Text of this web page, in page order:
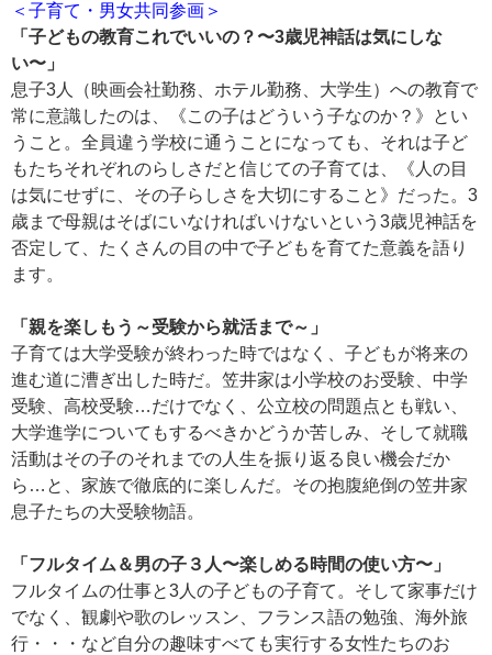
＜子育て・男女共同参画＞
「子どもの教育これでいいの？〜3歳児神話は気にしな
い〜」
息子3人（映画会社勤務、ホテル勤務、大学生）への教育で
常に意識したのは、《この子はどういう子なのか？》とい
うこと。全員違う学校に通うことになっても、それは子ど
もたちそれぞれのらしさだと信じての子育ては、《人の目
は気にせずに、その子らしさを大切にすること》だった。3
歳まで母親はそばにいなければいけないという3歳児神話を
否定して、たくさんの目の中で子どもを育てた意義を語り
ます。
「親を楽しもう～受験から就活まで～」
子育ては大学受験が終わった時ではなく、子どもが将来の
進む道に漕ぎ出した時だ。笠井家は小学校のお受験、中学
受験、高校受験…だけでなく、公立校の問題点とも戦い、
大学進学についてもするべきかどうか苦しみ、そして就職
活動はその子のそれまでの人生を振り返る良い機会だか
ら…と、家族で徹底的に楽しんだ。その抱腹絶倒の笠井家
息子たちの大受験物語。
「フルタイム＆男の子３人〜楽しめる時間の使い方〜」
フルタイムの仕事と3人の子どもの子育て。そして家事だけ
でなく、観劇や歌のレッスン、フランス語の勉強、海外旅
行・・・など自分の趣味すべても実行する女性たちのお